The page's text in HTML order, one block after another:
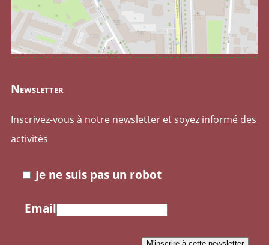
Newsletter
Inscrivez-vous à notre newsletter et soyez informé des
activités
Je ne suis pas un robot
Email